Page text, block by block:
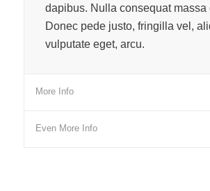
dapibus. Nulla consequat massa
Donec pede justo, fringilla vel,
vulputate eget, arcu.
More Info
Even More Info